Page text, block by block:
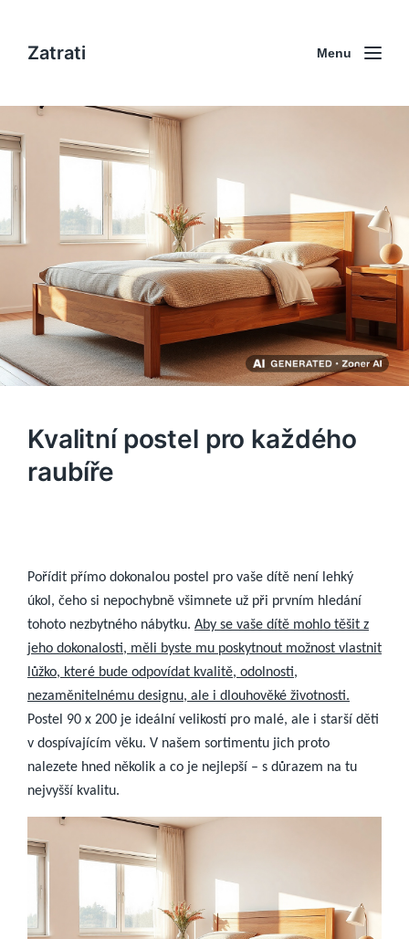
Zatrati Menu
Kvalitní postel pro každého
raubíře
Pořídit přímo dokonalou postel pro vaše dítě není lehký
úkol, čeho si nepochybně všimnete už při prvním hledání
tohoto nezbytného nábytku. Aby se vaše dítě mohlo těšit z
jeho dokonalosti, měli byste mu poskytnout možnost vlastnit
lůžko, které bude odpovídat kvalitě, odolnosti,
nezaměnitelnému designu, ale i dlouhověké životnosti.
Postel 90 x 200 je ideální velikostí pro malé, ale i starší děti
v dospívajícím věku. V našem sortimentu jich proto
nalezete hned několik a co je nejlepší – s důrazem na tu
nejvyšší kvalitu.